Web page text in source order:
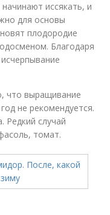
иссякать, и
для основы
плодородие
Благодаря
что выращивание
не рекомендуется.
Редкий случай
томат.